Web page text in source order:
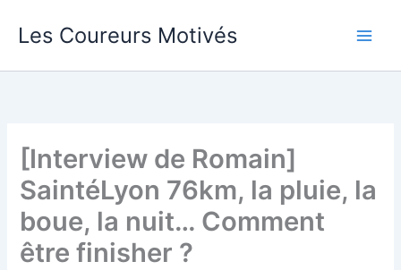
Les Coureurs Motivés
[Interview de Romain]
SaintéLyon 76km, la pluie, la
boue, la nuit… Comment
être finisher ?